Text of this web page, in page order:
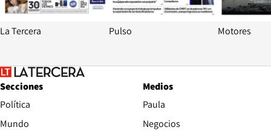
La Tercera Pulso Motores
Secciones
Política
Mundo
Medios
Paula
Negocios